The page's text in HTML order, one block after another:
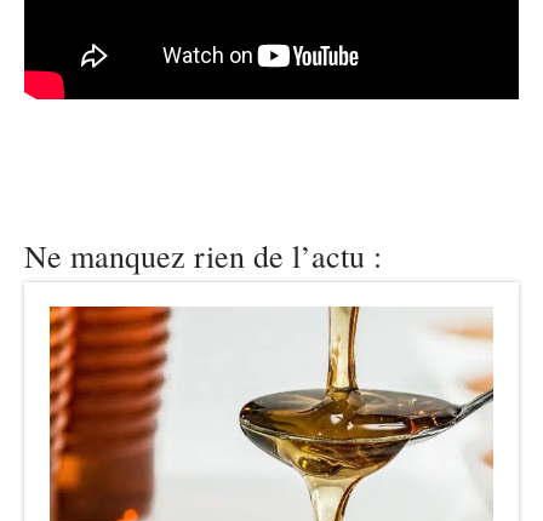
Ne manquez rien de l’actu :